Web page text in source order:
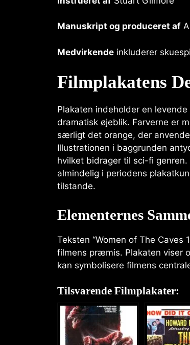
Manuskript og produceret af
Medvirkende inkluderer
Filmplakatens
Plakaten indeholder en
dramatisk øjeblik. Farverne er
særligt det orange, der
Illustrationen i baggrunden
hvilket bidrager til sci-fi
almindelig i periodens
tilstande.
Elementernes
Teksten “Women of The
filmens præmis. Plakaten viser
kan symbolisere filmens
Tilsvarende Filmplakater: